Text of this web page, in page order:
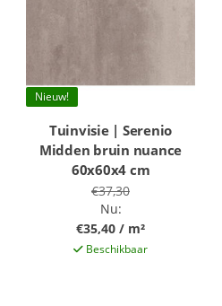
Nieuw!
Tuinvisie | Serenio
Midden bruin nuance
60x60x4 cm
€37,30
Nu:
€35,40 / m²
Beschikbaar